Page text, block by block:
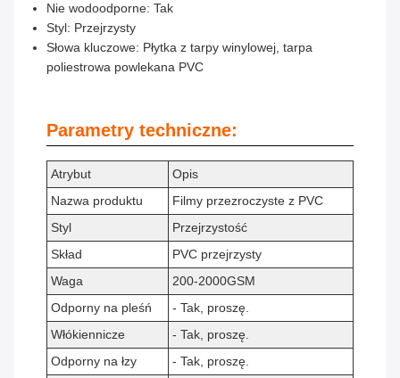
Nie wodoodporne: Tak
Styl: Przejrzysty
Słowa kluczowe: Płytka z tarpy winylowej, tarpa
poliestrowa powlekana PVC
Parametry techniczne:
Atrybut
Opis
Nazwa produktu
Filmy przezroczyste z PVC
Styl
Przejrzystość
Skład
PVC przejrzysty
Waga
200-2000GSM
Odporny na pleśń
- Tak, proszę.
Włókiennicze
- Tak, proszę.
Odporny na łzy
- Tak, proszę.